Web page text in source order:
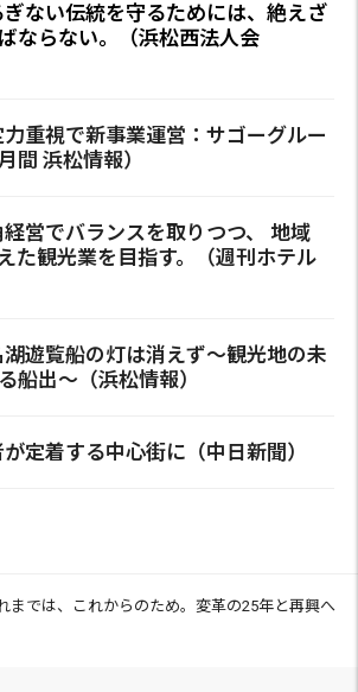
ぎない伝統を守るためには、絶えざ
ならない。（浜松西法人会
重視で新事業運営：サゴーグルー
間 浜松情報）
営でバランスを取りつつ、 地域
た観光業を目指す。（週刊ホテル
遊覧船の灯は消えず～観光地の未
船出～（浜松情報）
定着する中心街に（中日新聞）
までは、これからのため。変革の25年と再興へ